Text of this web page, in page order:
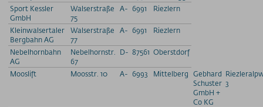
Sport Kessler
GmbH
Walserstraße
75
A- 6991 Riezlern
Kleinwalsertaler
Bergbahn AG
Walserstraße
77
A- 6991 Riezlern
Nebelhornbahn
AG
Nebelhornstr.
67
D- 87561 Oberstdorf
Mooslift Moosstr. 10 A- 6993 Mittelberg Gebhard
Schuster
GmbH +
Co KG
3